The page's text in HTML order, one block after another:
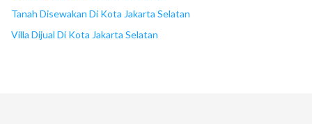
Tanah Disewakan Di Kota Jakarta Selatan
Villa Dijual Di Kota Jakarta Selatan